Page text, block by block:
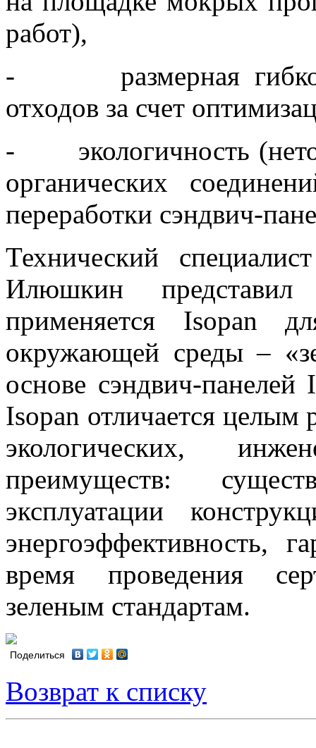
работ),
- размерная
отходов за счет
- экологичность
органических
переработки сэндвич-
Технический
Илюшкин
применяется Isopan
окружающей среды –
основе сэндвич-
Isopan отличается
экологических,
преимуществ:
эксплуатации
энергоэффективность,
время проведения
зеленым стандартам.
Поделиться
Возврат к списку